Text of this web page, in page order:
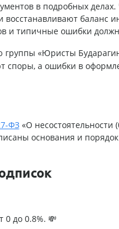
в подробных делах.
баланс
и типичные ошибки
группы «Юристы
споры, а ошибки в
ФЗ«О несостоятельности
основания и
0 до 0.8%. 💸